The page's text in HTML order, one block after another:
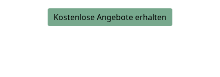
Kostenlose Angebote erhalten